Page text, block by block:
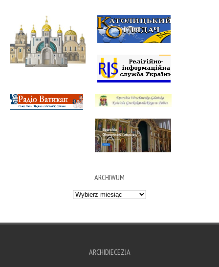
ARCHIWUM
Archiwum
ARCHIDIECEZJA